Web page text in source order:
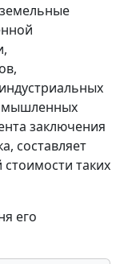
заключения
составляет
таких
его